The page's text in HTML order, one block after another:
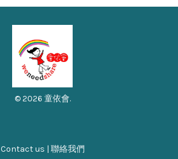
© 2026 童依會.
Contact us | 聯絡我們